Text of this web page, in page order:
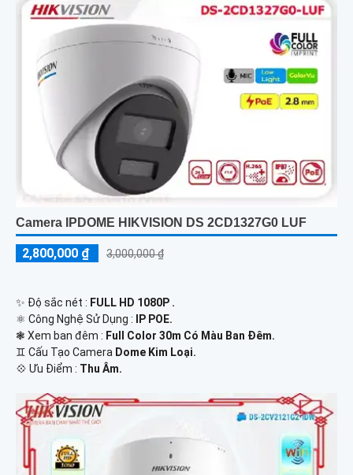
Camera IPDOME HIKVISION DS 2CD1327G0 LUF
2,800,000 ₫ 3,000,000 ₫
✨ Độ sắc nét : FULL HD 1080P .
⚛️ Công Nghệ Sử Dụng :
IP POE.
❃ Xem ban đêm : Full Color 30m Có Màu Ban Đêm.
♊ Cấu Tạo Camera Dome Kim Loại.
️💠 Ưu Điểm : Thu Âm.